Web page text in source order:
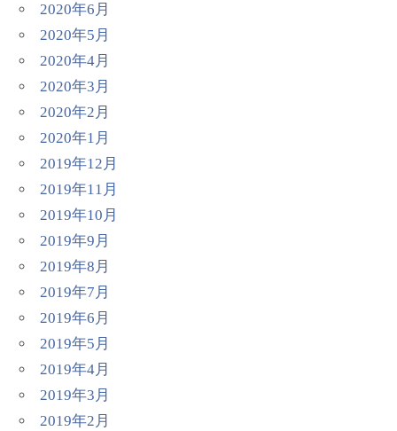
2020年6月
2020年5月
2020年4月
2020年3月
2020年2月
2020年1月
2019年12月
2019年11月
2019年10月
2019年9月
2019年8月
2019年7月
2019年6月
2019年5月
2019年4月
2019年3月
2019年2月